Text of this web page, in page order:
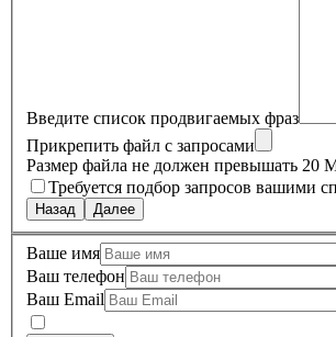
Введите список продвигаемых фраз
Прикрепить файл с запросами
Размер файла не должен превышать 20
Требуется подбор запросов вашими
Назад Далее
Ваше имя
Ваш телефон
Ваш Email